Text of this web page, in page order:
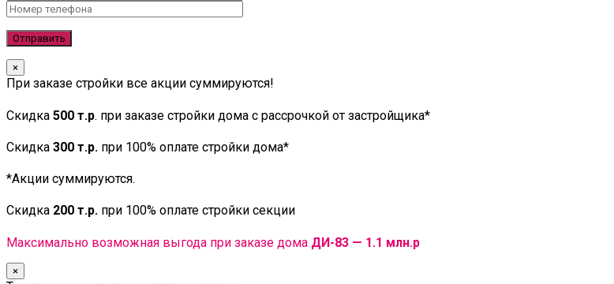
×
При заказе стройки все акции суммируются!
Скидка 500 т.р. при заказе стройки дома с рассрочкой от застройщика*
Скидка 300 т.р. при 100% оплате стройки дома*
*Акции суммируются.
Скидка 200 т.р. при 100% оплате стройки секции
Максимально возможная выгода при заказе дома ДИ-83 — 1.1 млн.р
×